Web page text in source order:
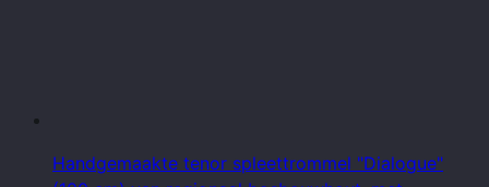
Handgemaakte tenor spleettrommel "Dialogue"